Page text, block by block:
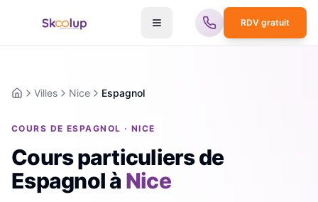
RDV gratuit
AccueilVilles Nice Espagnol
COURS DE ESPAGNOL · NICE
Cours particuliers de
Espagnolà Nice